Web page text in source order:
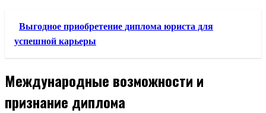
Выгодное приобретение диплома юриста для
успешной карьеры
Международные возможности и
признание диплома